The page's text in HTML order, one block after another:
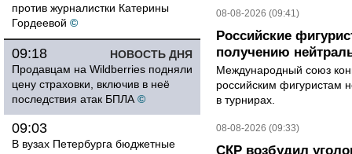
против журналистки Катерины
Гордеевой ©
НОВОСТЬ ДНЯ
09:18
Продавцам на Wildberries подняли
цену страховки, включив в неё
последствия атак БПЛА ©
09:03
В вузах Петербурга бюджетные
08-08-2026 (09:41)
Российские
получению
Международный союз
российским фигуристам
в турнирах.
08-08-2026 (09:33)
СКР возбудил